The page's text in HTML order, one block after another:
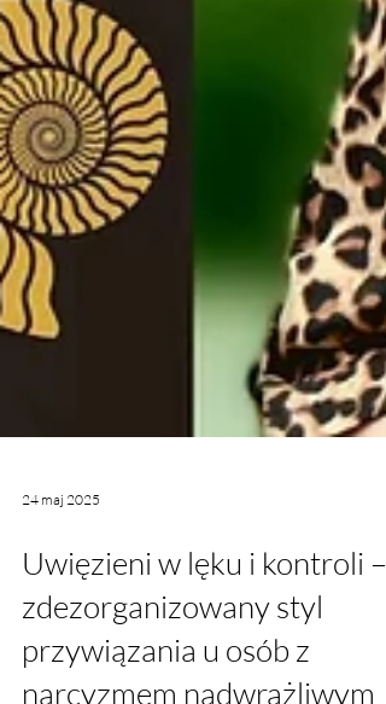
24 maj 2025
Uwięzieni w lęku i kontroli –
zdezorganizowany styl